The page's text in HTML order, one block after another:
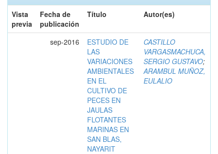
Vista
previa
Fecha de
publicación
Título Autor(es)
sep-2016
ESTUDIO DE
LAS
VARIACIONES
AMBIENTALES
EN EL
CULTIVO DE
PECES EN
JAULAS
FLOTANTES
MARINAS EN
SAN BLAS,
NAYARIT
CASTILLO
VARGASMACHUCA,
SERGIO GUSTAVO;
ARAMBUL MUÑOZ,
EULALIO